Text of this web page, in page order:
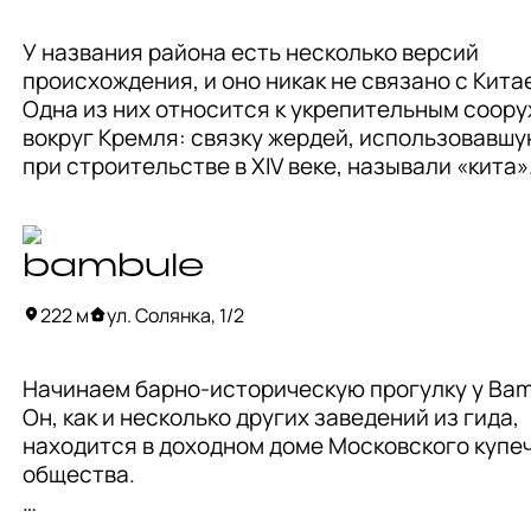
У названия района есть несколько версий
происхождения, и оно никак не связано с
Одна из них относится к укрепительным
вокруг Кремля: связку жердей,
при строительстве в XIV веке, называли
1538 году, итальянским архитектором
отсюда вторая версия названия района от
итальянского слова citta или cittadelle, то есть
«укрепление». Фрагмент этой стены можно
по сей день — он на первой фотографии в
Дальше Китай-город обустраивался храмами,
особняками, а в XX веке и вовсе стал центром
деловой жизни — здесь появлялись торговые
офисы крупных компаний, банки и другие
здания, построенные в разных архитектурных
bambule
222 м ул. Солянка, 1/2
Начинаем барно-историческую прогулку у
Он, как и несколько других заведений из гида,
находится в доходном доме Московского
общества.